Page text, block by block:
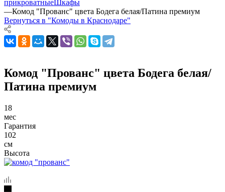
прикроватныеШкафы
—Комод "Прованс" цвета Бодега белая/Патина премиум
Вернуться в "Комоды в Краснодаре"
Комод "Прованс" цвета Бодега белая/
Патина премиум
18
мес
Гарантия
102
см
Высота